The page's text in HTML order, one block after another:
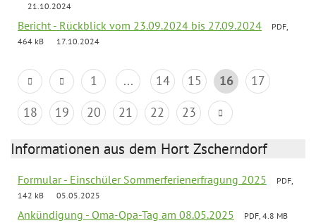
21.10.2024
Bericht - Rückblick vom 23.09.2024 bis 27.09.2024
PDF,
464 kB
17.10.2024
1 ... 14 15 16
17
18
19 20 21 22 23
Informationen aus dem Hort Zscherndorf
Formular - Einschüler Sommerferienerfragung 2025
PDF,
142 kB
05.05.2025
Ankündigung - Oma-Opa-Tag am 08.05.2025
PDF, 4.8 MB